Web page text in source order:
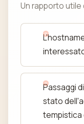
Un rapporto utile
Passaggi
stato
tempistica